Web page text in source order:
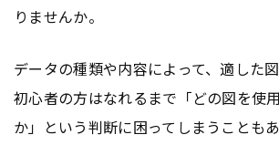
りませんか。
データの種類や内容によって、適した図
初心者の方はなれるまで「どの図を使
か」という判断に困ってしまうこともあ